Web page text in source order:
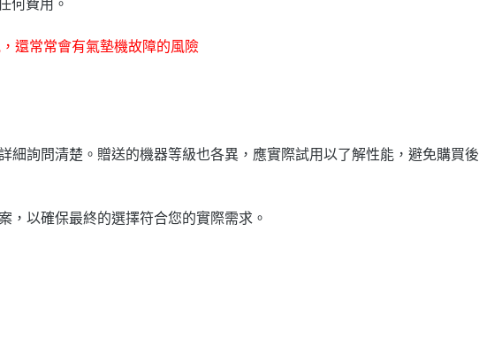
何費用。
還常常會有氣墊機故障的風險
詢問清楚。贈送的機器等級也各異，應實際試用以了解性能，避免購買後
，以確保最終的選擇符合您的實際需求。